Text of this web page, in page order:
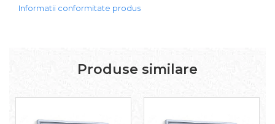
Informatii conformitate produs
Produse similare